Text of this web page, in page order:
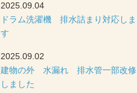
2025.09.04
ドラム洗濯機 排水詰まり対応しま
す
2025.09.02
建物の外 水漏れ 排水管一部改修
しました